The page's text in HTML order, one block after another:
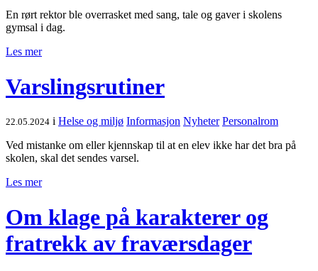
En rørt rektor ble overrasket med sang, tale og gaver i skolens
gymsal i dag.
Les mer
Varslingsrutiner
22.05.2024 i Helse og miljø Informasjon Nyheter Personalrom
Ved mistanke om eller kjennskap til at en elev ikke har det bra på
skolen, skal det sendes varsel.
Les mer
Om klage på karakterer og
fratrekk av fraværsdager